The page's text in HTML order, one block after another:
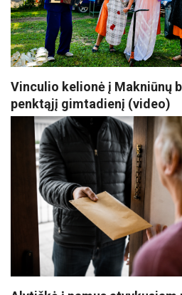
Vinculio kelionė į Makniūnų
penktąjį gimtadienį (video)